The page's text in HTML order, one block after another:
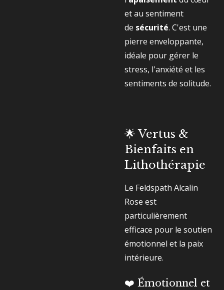
et au sentiment
de sécurité. C'est une
pierre enveloppante,
idéale pour gérer le
stress, l'anxiété et les
sentiments de solitude.
🌟 Vertus &
Bienfaits en
Lithothérapie
Le Feldspath Alcalin
Rose est
particulièrement
efficace pour le soutien
émotionnel et la paix
intérieure.
❤️ Émotionnel et